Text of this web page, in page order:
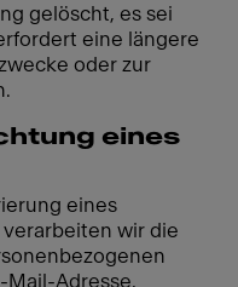
gelöscht, es sei
eine längere
oder zur
eines
eines
wir die
Mail-Adresse,